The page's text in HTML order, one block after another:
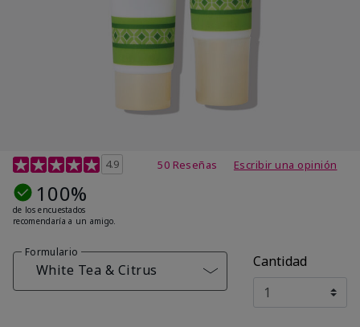
Calificación de clientes de 4,7 de 5
4.9 50 Reseñas Escribir una opinión
100%
de los encuestados
recomendaría a un amigo.
Formulario
White Tea & Citrus Cantidad